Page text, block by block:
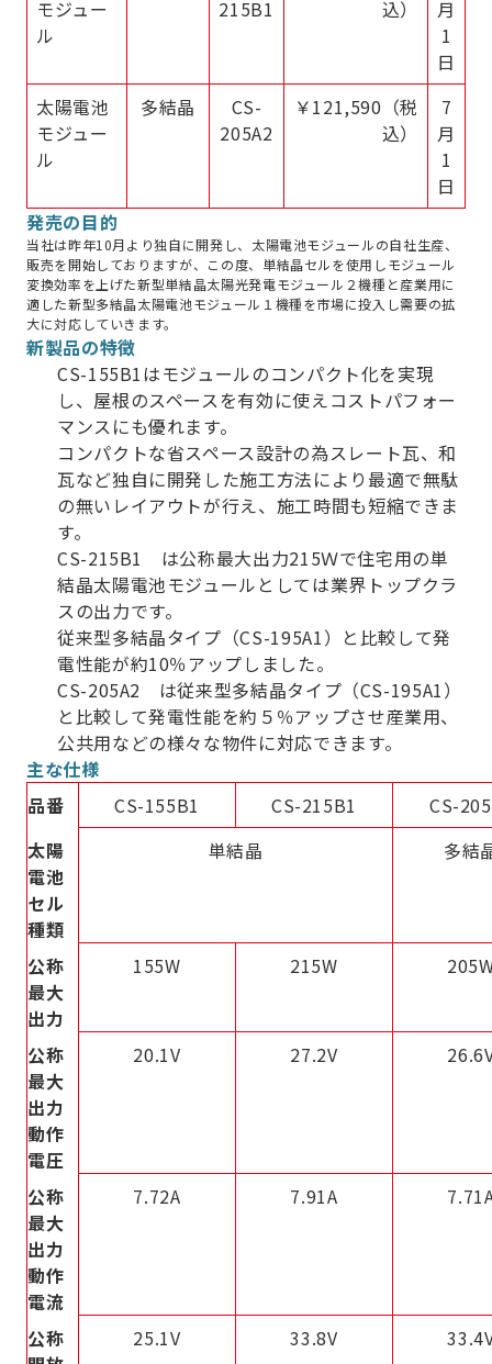
モジュー
ル
215B1
込）
月
1
日
太陽電池
モジュー
ル
多結晶
CS-
205A2
￥121,590（税
込）
7
月
1
日
発売の目的
当社は昨年10月より独自に開発し、太陽電池モジュールの自社生産、
販売を開始しておりますが、この度、単結晶セルを使用しモジュール
変換効率を上げた新型単結晶太陽光発電モジュール２機種と産業用に
適した新型多結晶太陽電池モジュール１機種を市場に投入し需要の拡
大に対応していきます。
新製品の特徴
CS-155B1はモジュールのコンパクト化を実現
し、屋根のスペースを有効に使えコストパフォー
マンスにも優れます。
コンパクトな省スペース設計の為スレート瓦、和
瓦など独自に開発した施工方法により最適で無駄
の無いレイアウトが行え、施工時間も短縮できま
す。
CS-215B1 は公称最大出力215Ｗで住宅用の単
結晶太陽電池モジュールとしては業界トップクラ
スの出力です。
従来型多結晶タイプ（CS-195A1）と比較して発
電性能が約10％アップしました。
CS-205A2 は従来型多結晶タイプ（CS-195A1）
と比較して発電性能を約５％アップさせ産業用、
公共用などの様々な物件に対応できます。
主な仕様
品番
CS-155B1 CS-215B1
CS-
太陽
電池
セル
種類
単結晶 多結
公称
最大
出力
155W 215W
公称
最大
出力
動作
電圧
20.1V 27.2V
公称
最大
出力
動作
電流
7.72A 7.91A
公称
25.1V 33.8V